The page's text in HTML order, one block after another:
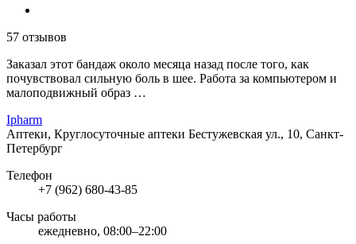
57 отзывов
Заказал этот бандаж около месяца назад после того, как
почувствовал сильную боль в шее. Работа за компьютером и
малоподвижный образ …
Ipharm
Аптеки, Круглосуточные аптеки Бестужевская ул., 10, Санкт-
Петербург
Телефон
+7 (962) 680-43-85
Часы работы
ежедневно, 08:00–22:00